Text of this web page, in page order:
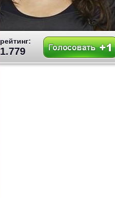
рейтинг:
1.779